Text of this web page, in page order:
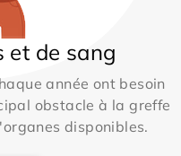
et de sang
année ont besoin
obstacle à la greffe
disponibles.